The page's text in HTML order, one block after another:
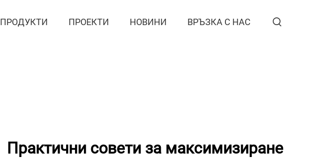
ПРОДУКТИ ПРОЕКТИ НОВИНИ ВРЪЗКА С НАС
Практични совети за максимизиране